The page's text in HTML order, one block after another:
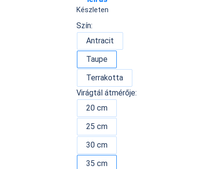
Készleten
Szín:
Antracit
Taupe
Terrakotta
Virágtál átmérője:
20 cm
25 cm
30 cm
35 cm